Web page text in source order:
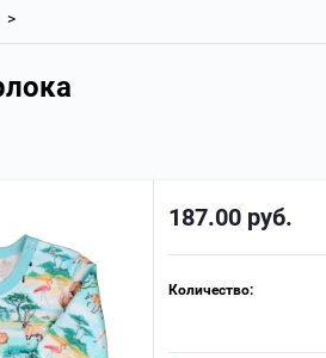
187.00 руб.
Количество: